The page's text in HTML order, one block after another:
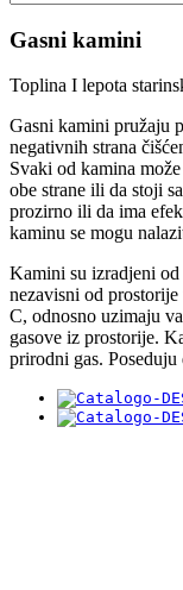
Gasni kamini
Toplina I lepota
Gasni kamini pružaju
negativnih strana
Svaki od kamina
obe strane ili da stoji
prozirno ili da ima
kaminu se mogu
Kamini su izradjeni
nezavisni od
C, odnosno uzimaju
gasove iz prostorije.
prirodni gas.